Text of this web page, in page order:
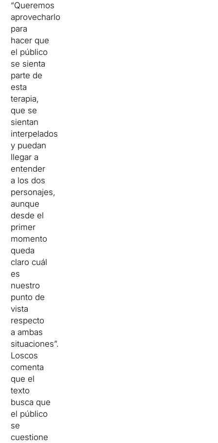
“Queremos
aprovecharlo
para
hacer que
el público
se sienta
parte de
esta
terapia,
que se
sientan
interpelados
y puedan
llegar a
entender
a los dos
personajes,
aunque
desde el
primer
momento
queda
claro cuál
es
nuestro
punto de
vista
respecto
a ambas
situaciones”.
Loscos
comenta
que el
texto
busca que
el público
se
cuestione